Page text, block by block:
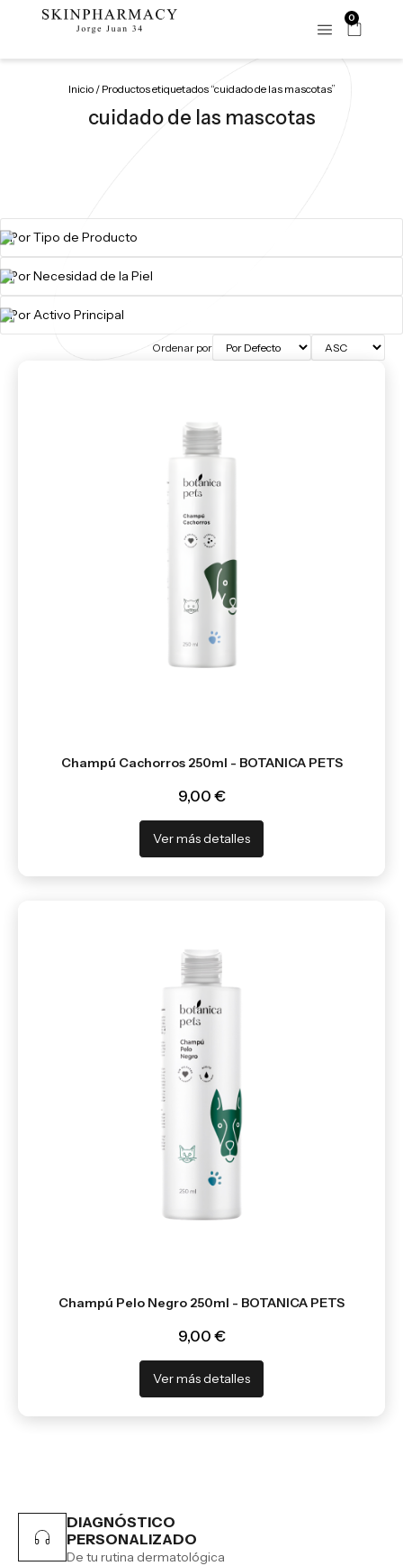
0
Inicio/ Productos etiquetados “cuidado de las mascotas”
cuidado de las mascotas
Ordenar por
Champú Cachorros 250ml - BOTANICA PETS
9,00 €
Ver más detalles
Champú Pelo Negro 250ml - BOTANICA PETS
9,00 €
Ver más detalles
DIAGNÓSTICO
PERSONALIZADO
De tu rutina dermatológica